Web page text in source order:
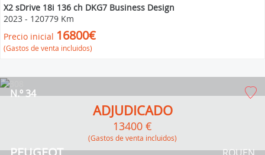
X2 sDrive 18i 136 ch DKG7 Business Design
2023 - 120779 Km
Precio inicial 16800€
(Gastos de venta incluidos)
N.º 34
ADJUDICADO
13400 €
(Gastos de venta incluidos)